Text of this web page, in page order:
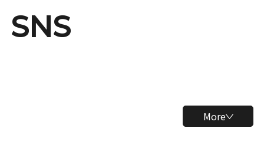
SNS
More